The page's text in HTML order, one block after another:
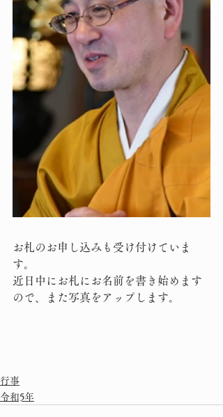
お札のお申し込みも受け付けていま
す。
近日中にお札にお名前を書き始めます
ので、また写真をアップします。
行事
令和5年